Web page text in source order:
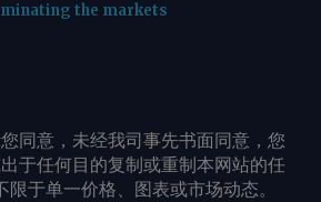
the markets
同意，未经我司事先书面同意，您
于任何目的复制或重制本网站的任
于单一价格、图表或市场动态。